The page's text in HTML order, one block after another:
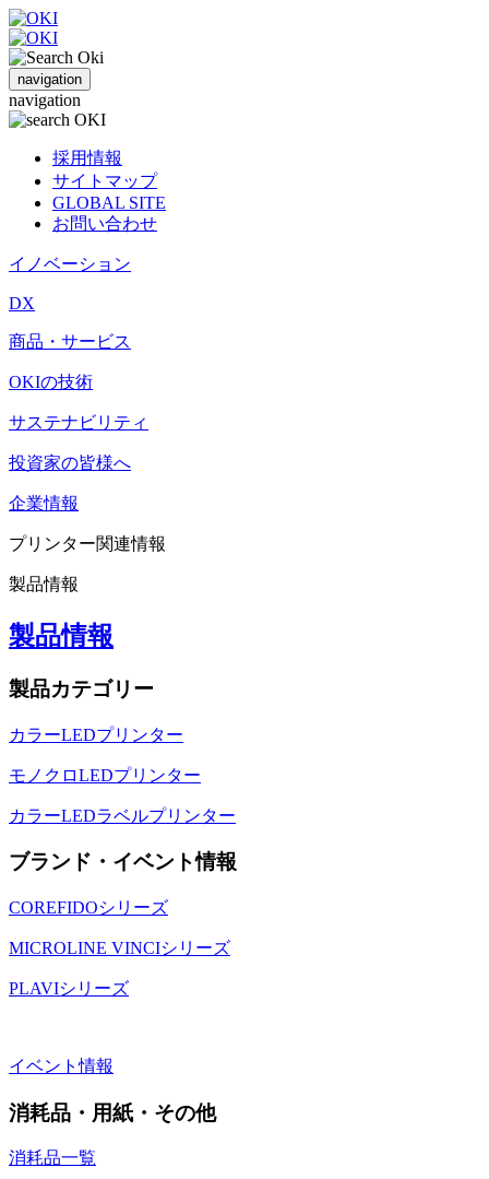
navigation
navigation
採用情報
サイトマップ
GLOBAL SITE
お問い合わせ
イノベーション
DX
商品・サービス
OKIの技術
サステナビリティ
投資家の皆様へ
企業情報
プリンター関連情報
製品情報
製品情報
製品カテゴリー
カラーLEDプリンター
モノクロLEDプリンター
カラーLEDラベルプリンター
ブランド・イベント情報
COREFIDOシリーズ
MICROLINE VINCIシリーズ
PLAVIシリーズ
イベント情報
消耗品・用紙・その他
消耗品一覧